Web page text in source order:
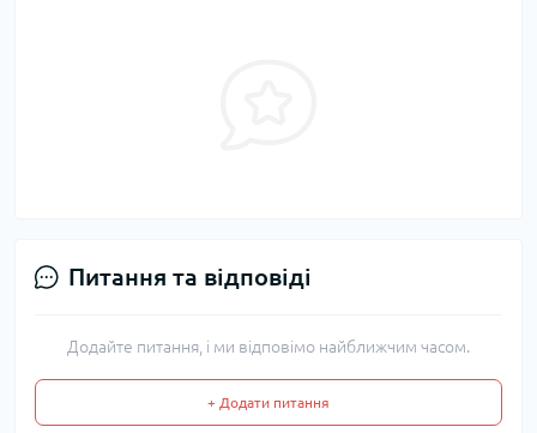
Питання та відповіді
Додайте питання, і ми відповімо найближчим часом.
+ Додати питання